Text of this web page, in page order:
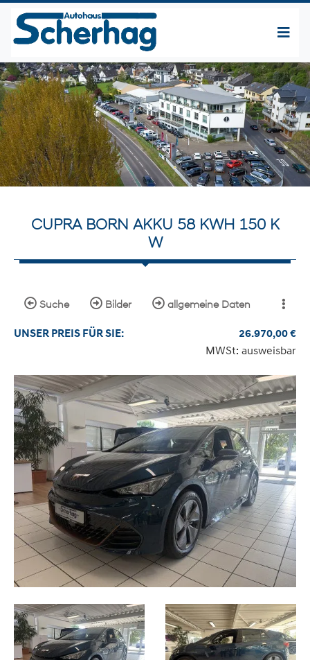
CUPRA BORN AKKU 58 KWH 150 K
W
Suche Bilder allgemeine Daten
UNSER PREIS FÜR SIE: 26.970,00€
MWSt: ausweisbar